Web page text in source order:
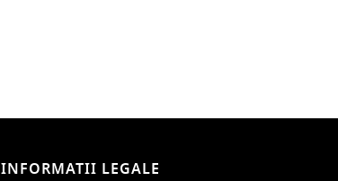
INFORMATII LEGALE